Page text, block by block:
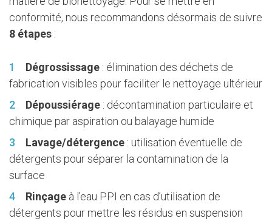
conformité, nous recommandons désormais de suivre
8 étapes :
Dégrossissage : élimination des déchets de
fabrication visibles pour faciliter le nettoyage ultérieur
Dépoussiérage : décontamination particulaire et
chimique par aspiration ou balayage humide
Lavage/détergence : utilisation éventuelle de
détergents pour séparer la contamination de la
surface
Rinçage à l’eau PPI en cas d’utilisation de
détergents pour mettre les résidus en suspension